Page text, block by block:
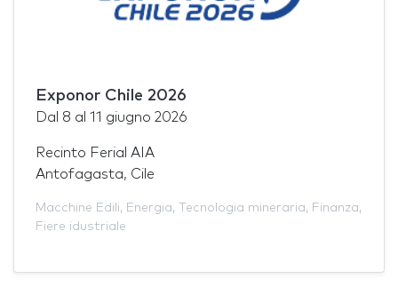
Exponor Chile 2026
Dal 8 al 11 giugno 2026
Recinto Ferial AIA
Antofagasta, Cile
Macchine Edili, Energia, Tecnologia mineraria, Finanza,
Fiere idustriale